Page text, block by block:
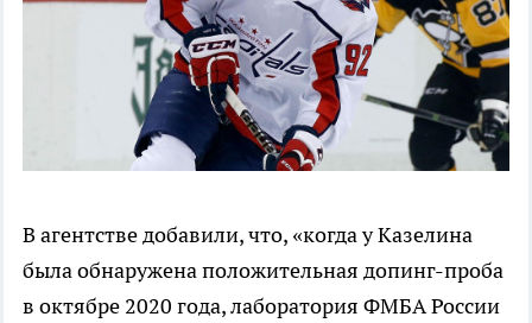
В агентстве добавили, что, «когда у Казелина
была обнаружена положительная допинг-проба
в октябре 2020 года, лаборатория ФМБА России